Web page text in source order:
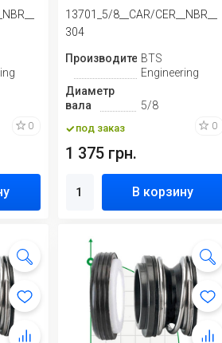
0
13701_5/8__CAR/CER__NBR__
304
ПроизводительBTS
Engineering
Диаметр
вала
5/8
под заказ 0
1 375 грн.
В корзину